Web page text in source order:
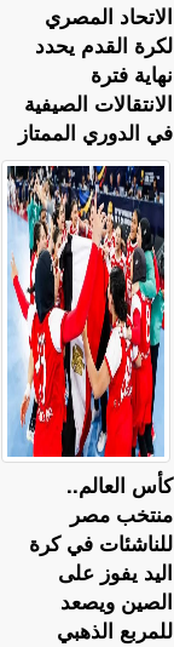
الاتحاد المصري
لكرة القدم يحدد
نهاية فترة
الانتقالات الصيفية
في الدوري الممتاز
كأس العالم..
منتخب مصر
للناشئات في كرة
اليد يفوز على
الصين ويصعد
للمربع الذهبي